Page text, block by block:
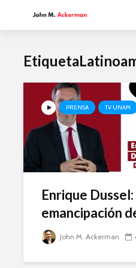
PRENSA TV UNAM
Enrique
emancipación
John M. Ackerman
Moisés